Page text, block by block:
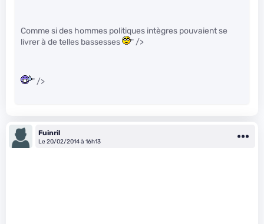
Comme si des hommes politiques intègres pouvaient se
livrer à de telles bassesses
" />
" />
Fuinril
Le 20/02/2014 à 16h13